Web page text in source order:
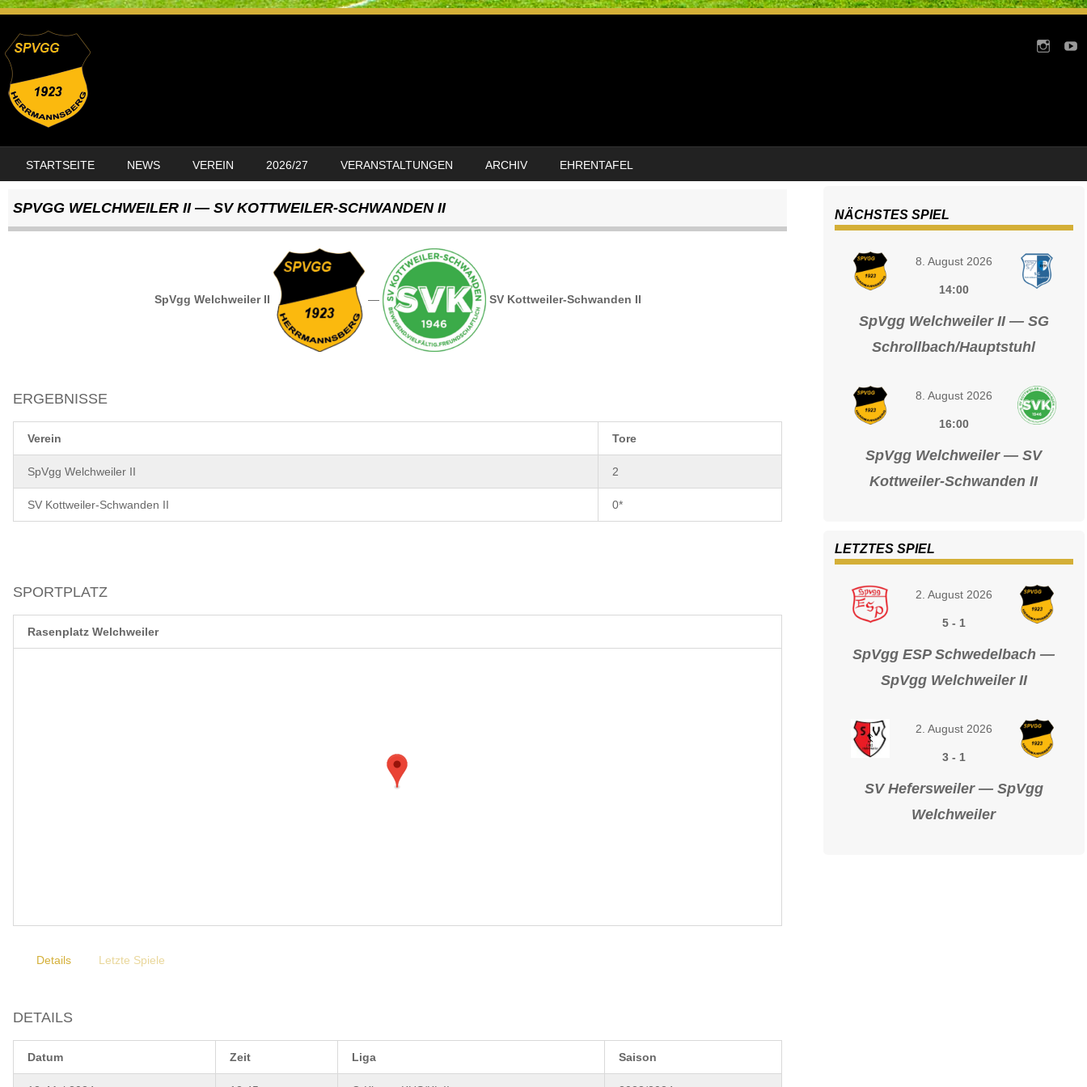
MENU
STARTSEITE NEWS VEREIN 2026/27 VERANSTALTUNGEN ARCHIV EHRENTAFEL
SPVGG WELCHWEILER II — SV KOTTWEILER-SCHWANDEN II
SpVgg Welchweiler II — SV Kottweiler-Schwanden II
ERGEBNISSE
Verein Tore
SpVgg Welchweiler II 2
SV Kottweiler-Schwanden II 0*
SPORTPLATZ
Rasenplatz Welchweiler
Details Letzte Spiele
DETAILS
Datum Zeit Liga Saison
NÄCHSTES SPIEL
8. August 2026
14:00
SpVgg Welchweiler II — SG
Schrollbach/Hauptstuhl
8. August 2026
16:00
SpVgg Welchweiler — SV
Kottweiler-Schwanden II
LETZTES SPIEL
2. August 2026
5- 1
SpVgg ESP Schwedelbach —
SpVgg Welchweiler II
2. August 2026
3- 1
SV Hefersweiler — SpVgg
Welchweiler